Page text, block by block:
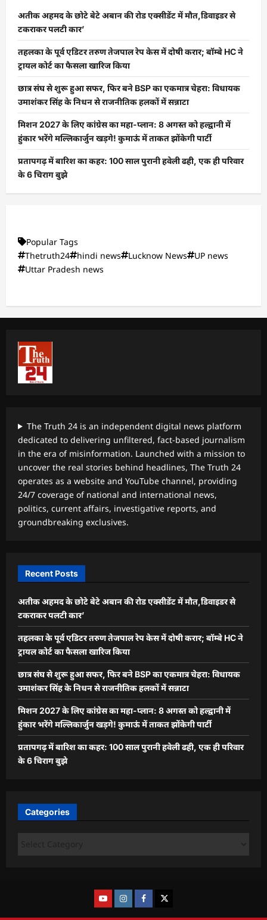
अतीक अहमद के छोटे बेटे अबान की रोड एक्सीडेंट में मौत,डिवाइडर से
टकराकर पलटी कार’
तहलका के पूर्व एडिटर तरुण तेजपाल रेप केस में दोषी करार; बॉम्बे HC ने
ट्रायल कोर्ट का फैसला खारिज किया
छात्र संघ से शुरू हुआ सफर, फिर बने BSP का एकमात्र चेहरा: विधायक
उमाशंकर सिंह के निधन से राजनीतिक हलकों में सन्नाटा
मिशन 2027 के लिए कांग्रेस का महा-प्लान: 8 अगस्त को हल्द्वानी में
हुंकार भरेंगे मल्लिकार्जुन खड़गे! कुमाऊं में ताकत झोंकेगी पार्टी
प्रतापगढ़ में बारिश का कहर: 100 साल पुरानी हवेली ढही, एक ही परिवार
के 6 चिराग बुझे
Popular Tags
Thetruth24
hindi news Lucknow News
UP news
Uttar Pradesh news
The Truth 24 is an independent digital news platform
dedicated to delivering unfiltered, fact-based journalism
in the era of misinformation. Launched with a mission to
uncover the real stories behind headlines, The Truth 24
operates as a website and YouTube channel, providing
24/7 coverage of national and international news,
politics, current affairs, investigative reports, and
groundbreaking exclusives.
Recent Posts
अतीक अहमद के छोटे बेटे अबान की रोड एक्सीडेंट में मौत,डिवाइडर से
टकराकर पलटी कार’
तहलका के पूर्व एडिटर तरुण तेजपाल रेप केस में दोषी करार; बॉम्बे HC ने
ट्रायल कोर्ट का फैसला खारिज किया
छात्र संघ से शुरू हुआ सफर, फिर बने BSP का एकमात्र चेहरा: विधायक
उमाशंकर सिंह के निधन से राजनीतिक हलकों में सन्नाटा
मिशन 2027 के लिए कांग्रेस का महा-प्लान: 8 अगस्त को हल्द्वानी में
हुंकार भरेंगे मल्लिकार्जुन खड़गे! कुमाऊं में ताकत झोंकेगी पार्टी
प्रतापगढ़ में बारिश का कहर: 100 साल पुरानी हवेली ढही, एक ही परिवार
के 6 चिराग बुझे
Categories